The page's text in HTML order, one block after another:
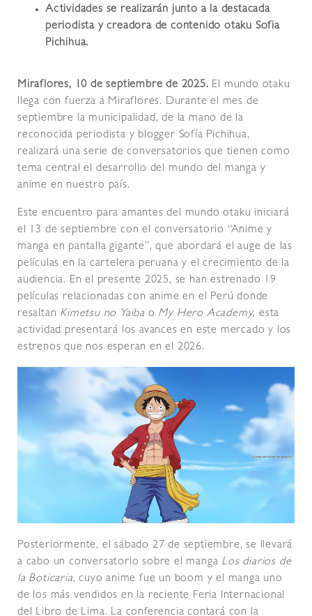
Actividades se realizarán junto a la destacada
periodista y creadora de contenido otaku Sofia
Pichihua.
Miraflores, 10 de septiembre de 2025. El mundo otaku
llega con fuerza a Miraflores. Durante el mes de
septiembre la municipalidad, de la mano de la
reconocida periodista y blogger Sofía Pichihua,
realizará una serie de conversatorios que tienen como
tema central el desarrollo del mundo del manga y
anime en nuestro país.
Este encuentro para amantes del mundo otaku iniciará
el 13 de septiembre con el conversatorio “Anime y
manga en pantalla gigante”, que abordará el auge de las
películas en la cartelera peruana y el crecimiento de la
audiencia. En el presente 2025, se han estrenado 19
películas relacionadas con anime en el Perú donde
resaltan Kimetsu no Yaiba o My Hero Academy, esta
actividad presentará los avances en este mercado y los
estrenos que nos esperan en el 2026.
Posteriormente, el sábado 27 de septiembre, se llevará
a cabo un conversatorio sobre el manga Los diarios de
la Boticaria, cuyo anime fue un boom y el manga uno
de los más vendidos en la reciente Feria Internacional
del Libro de Lima. La conferencia contará con la